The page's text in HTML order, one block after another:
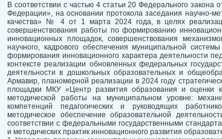
В соответствии с частью 4 статьи 20 Федерального
Федерации», на основании протокола заседания научно-
качества» № 4 от 1 марта 2024 года, в целях
совершенствования работы по формированию
инновационных площадок, совершенствования
научного, кадрового обеспечения муниципальной
формирования инновационного характера деятельности
контексте реализации обновленных федеральных
деятельности в дошкольных образовательных и
Армавир, планомерной реализации в 2024 году
площадки МКУ «Центр развития образования и оценки
методической работы на муниципальном уровне:
компетенций педагогических и руководящих
методическое обеспечение образовательной
соответствии с федеральными государственными
и методических практик инновационного развития